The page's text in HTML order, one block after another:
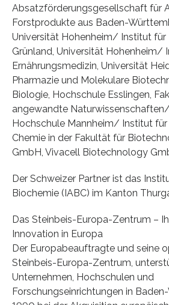
Absatzförderungsgesellschaft für
Forstprodukte aus Baden-
Universität Hohenheim/ Institut für
Grünland, Universität Hohenheim/
Ernährungsmedizin, Universität
Pharmazie und Molekulare
Biologie, Hochschule Esslingen,
angewandte
Hochschule Mannheim/ Institut für
Chemie in der Fakultät für
GmbH, Vivacell Biotechnology
Der Schweizer Partner ist das
Biochemie (IABC) im Kanton
Das Steinbeis-Europa-Zentrum –
Innovation in Europa
Der Europabeauftragte und seine
Steinbeis-Europa-Zentrum,
Unternehmen, Hochschulen und
Forschungseinrichtungen in